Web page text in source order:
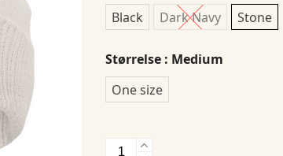
Black
Dark Navy Stone
Størrelse : Medium
One size
Bryan